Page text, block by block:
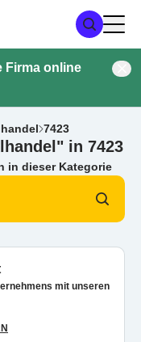
Firma online
7423
in 7423
in dieser Kategorie
mit unseren